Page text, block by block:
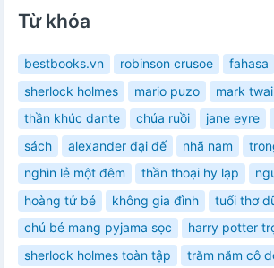
Từ khóa
bestbooks.vn robinson crusoe fahasa
sherlock holmes
mario puzo
mark
thần khúc dante
chúa ruồi jane eyre
sách
alexander đại đế nhã nam
nghìn lẻ một đêm
thần thoại hy lạp
hoàng tử bé
không gia đình
tuổi thơ
chú bé mang pyjama sọc
harry potter
sherlock holmes toàn tập
trăm năm cô